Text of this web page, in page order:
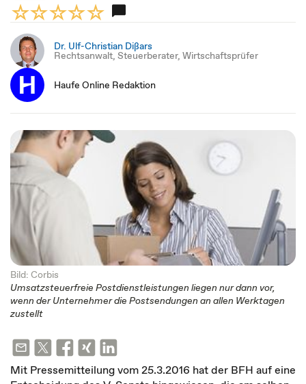
Dr. Ulf-Christian Dißars
Rechtsanwalt, Steuerberater, Wirtschaftsprüfer
Haufe Online Redaktion
Bild: Corbis
Umsatzsteuerfreie Postdienstleistungen liegen nur dann vor,
wenn der Unternehmer die Postsendungen an allen Werktagen
zustellt
Mit Pressemitteilung vom 25.3.2016 hat der BFH auf eine